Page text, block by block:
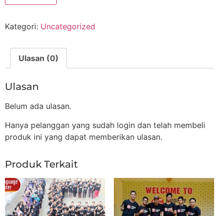
Kategori: Uncategorized
Ulasan (0)
Ulasan
Belum ada ulasan.
Hanya pelanggan yang sudah login dan telah membeli
produk ini yang dapat memberikan ulasan.
Produk Terkait